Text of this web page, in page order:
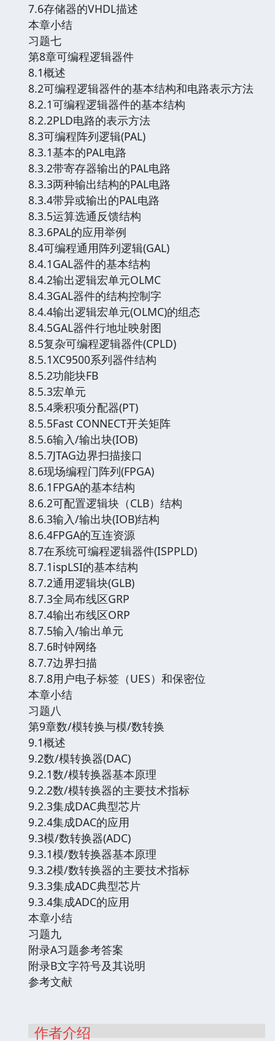
7.6存储器的VHDL描述
本章小结
习题七
第8章可编程逻辑器件
8.1概述
8.2可编程逻辑器件的基本结构和电路表示方法
8.2.1可编程逻辑器件的基本结构
8.2.2PLD电路的表示方法
8.3可编程阵列逻辑(PAL)
8.3.1基本的PAL电路
8.3.2带寄存器输出的PAL电路
8.3.3两种输出结构的PAL电路
8.3.4带异或输出的PAL电路
8.3.5运算选通反馈结构
8.3.6PAL的应用举例
8.4可编程通用阵列逻辑(GAL)
8.4.1GAL器件的基本结构
8.4.2输出逻辑宏单元OLMC
8.4.3GAL器件的结构控制字
8.4.4输出逻辑宏单元(OLMC)的组态
8.4.5GAL器件行地址映射图
8.5复杂可编程逻辑器件(CPLD)
8.5.1XC9500系列器件结构
8.5.2功能块FB
8.5.3宏单元
8.5.4乘积项分配器(PT)
8.5.5Fast CONNECT开关矩阵
8.5.6输入/输出块(IOB)
8.5.7JTAG边界扫描接口
8.6现场编程门阵列(FPGA)
8.6.1FPGA的基本结构
8.6.2可配置逻辑块（CLB）结构
8.6.3输入/输出块(IOB)结构
8.6.4FPGA的互连资源
8.7在系统可编程逻辑器件(ISPPLD)
8.7.1ispLSI的基本结构
8.7.2通用逻辑块(GLB)
8.7.3全局布线区GRP
8.7.4输出布线区ORP
8.7.5输入/输出单元
8.7.6时钟网络
8.7.7边界扫描
8.7.8用户电子标签（UES）和保密位
本章小结
习题八
第9章数/模转换与模/数转换
9.1概述
9.2数/模转换器(DAC)
9.2.1数/模转换器基本原理
9.2.2数/模转换器的主要技术指标
9.2.3集成DAC典型芯片
9.2.4集成DAC的应用
9.3模/数转换器(ADC)
9.3.1模/数转换器基本原理
9.3.2模/数转换器的主要技术指标
9.3.3集成ADC典型芯片
9.3.4集成ADC的应用
本章小结
习题九
附录A习题参考答案
附录B文字符号及其说明
参考文献
作者介绍